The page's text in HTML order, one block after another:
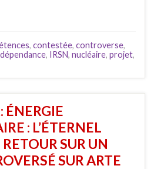
, contestée, controverse,
, IRSN, nucléaire, projet,
ÉNERGIE
: L’ÉTERNEL
RETOUR SUR UN
SUR ARTE